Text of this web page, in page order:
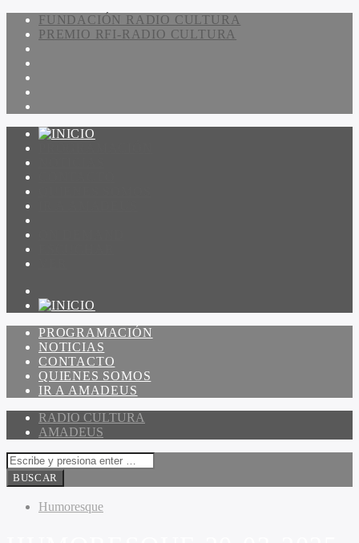
FUNDACIÓN RADIO CULTURA
PREMIO RFI-RADIO CULTURA
PROGRAMACIÓN
NOTICIAS
CONTACTO
QUIENES SOMOS
IR A AMADEUS
RADIO CULTURA
AMADEUS
Humoresque